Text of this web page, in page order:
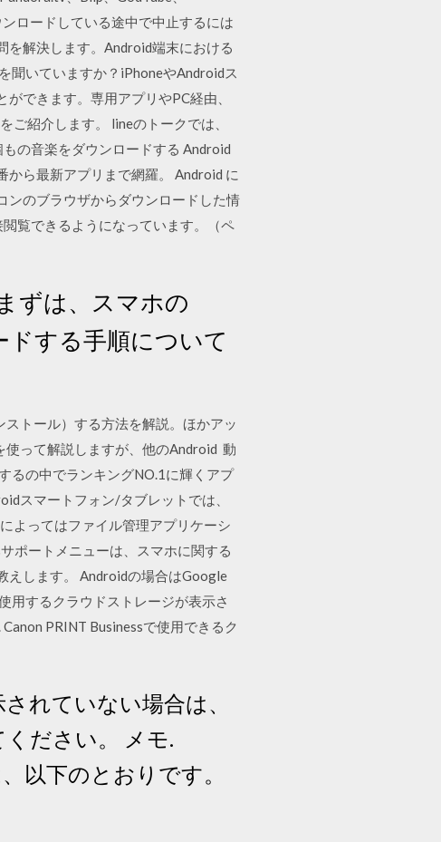
ロードしている途中で中止するには
を解決します。Android端末における
聞いていますか？iPhoneやAndroidス
できます。専用アプリやPC経由、
ご紹介します。 lineのトークでは、
の音楽をダウンロードする Android
ら最新アプリまで網羅。 Android に
ンのブラウザからダウンロードした情
覧できるようになっています。（ペ
ずは、スマホの
ドする手順について
トール）する方法を解説。ほかアッ
って解説しますが、他のAndroid 動
るの中でランキングNO.1に輝くアプ
スマートフォン/タブレットでは、
よってはファイル管理アプリケーシ
ポートメニューは、スマホに関する
えします。 Androidの場合はGoogle
用するクラウドストレージが表示さ
PRINT Businessで使用できるク
れていない場合は、
ださい。 メモ.
以下のとおりです。